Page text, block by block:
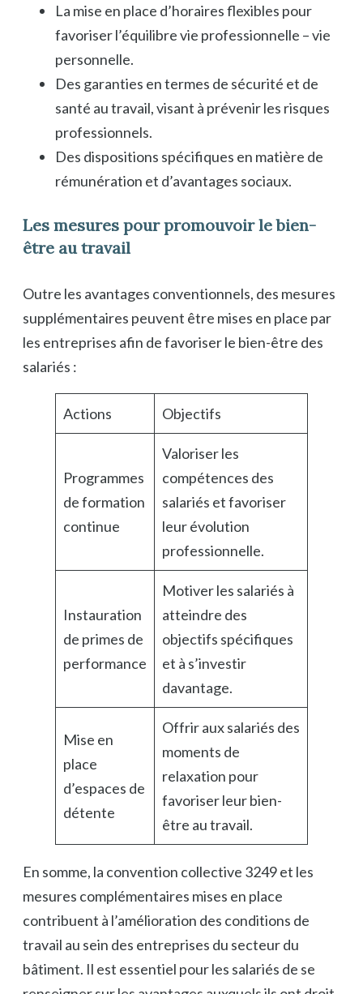
La mise en place d’horaires flexibles pour
favoriser l’équilibre vie professionnelle – vie
personnelle.
Des garanties en termes de sécurité et de
santé au travail, visant à prévenir les risques
professionnels.
Des dispositions spécifiques en matière de
rémunération et d’avantages sociaux.
Les mesures pour promouvoir le bien-
être au travail
Outre les avantages conventionnels, des mesures
supplémentaires peuvent être mises en place par
les entreprises afin de favoriser le bien-être des
salariés :
Actions Objectifs
Programmes
de formation
continue
Valoriser les
compétences des
salariés et favoriser
leur évolution
professionnelle.
Instauration
de primes de
performance
Motiver les salariés à
atteindre des
objectifs spécifiques
et à s’investir
davantage.
Mise en
place
d’espaces de
détente
Offrir aux salariés des
moments de
relaxation pour
favoriser leur bien-
être au travail.
En somme, la convention collective 3249 et les
mesures complémentaires mises en place
contribuent à l’amélioration des conditions de
travail au sein des entreprises du secteur du
bâtiment. Il est essentiel pour les salariés de se